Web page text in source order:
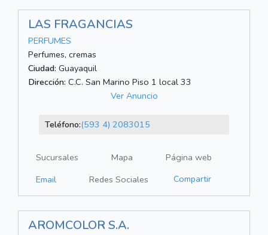
LAS FRAGANCIAS
PERFUMES
Perfumes, cremas
Ciudad: Guayaquil
Dirección: C.C. San Marino Piso 1 local 33
Ver Anuncio
Teléfono:(593 4) 2083015
Sucursales Mapa
Página web
Email
Redes Sociales Compartir
AROMCOLOR S.A.